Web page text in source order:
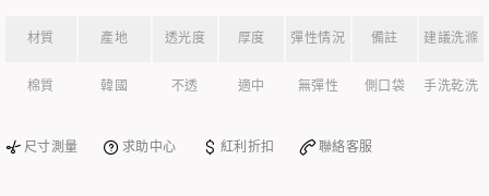
材質 產地 透光度 厚度 彈性情況 備註 建議洗滌
棉質 韓國 不透 適中 無彈性 側口袋 手洗乾洗
尺寸測量 求助中心 紅利折扣 聯絡客服